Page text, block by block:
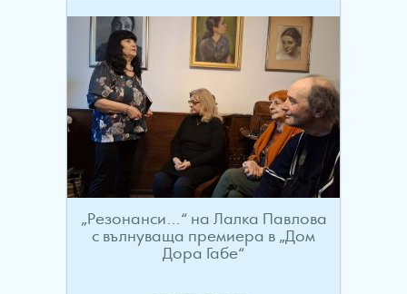
„Резонанси…“ на Лалка Павлова
с вълнуваща премиера в „Дом
Дора Габе“